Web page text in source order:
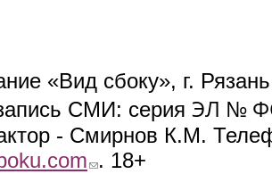
«Вид сбоку», г.
СМИ: серия ЭЛ №
- Смирнов К.М.
(link sends e-mail)
. 18+